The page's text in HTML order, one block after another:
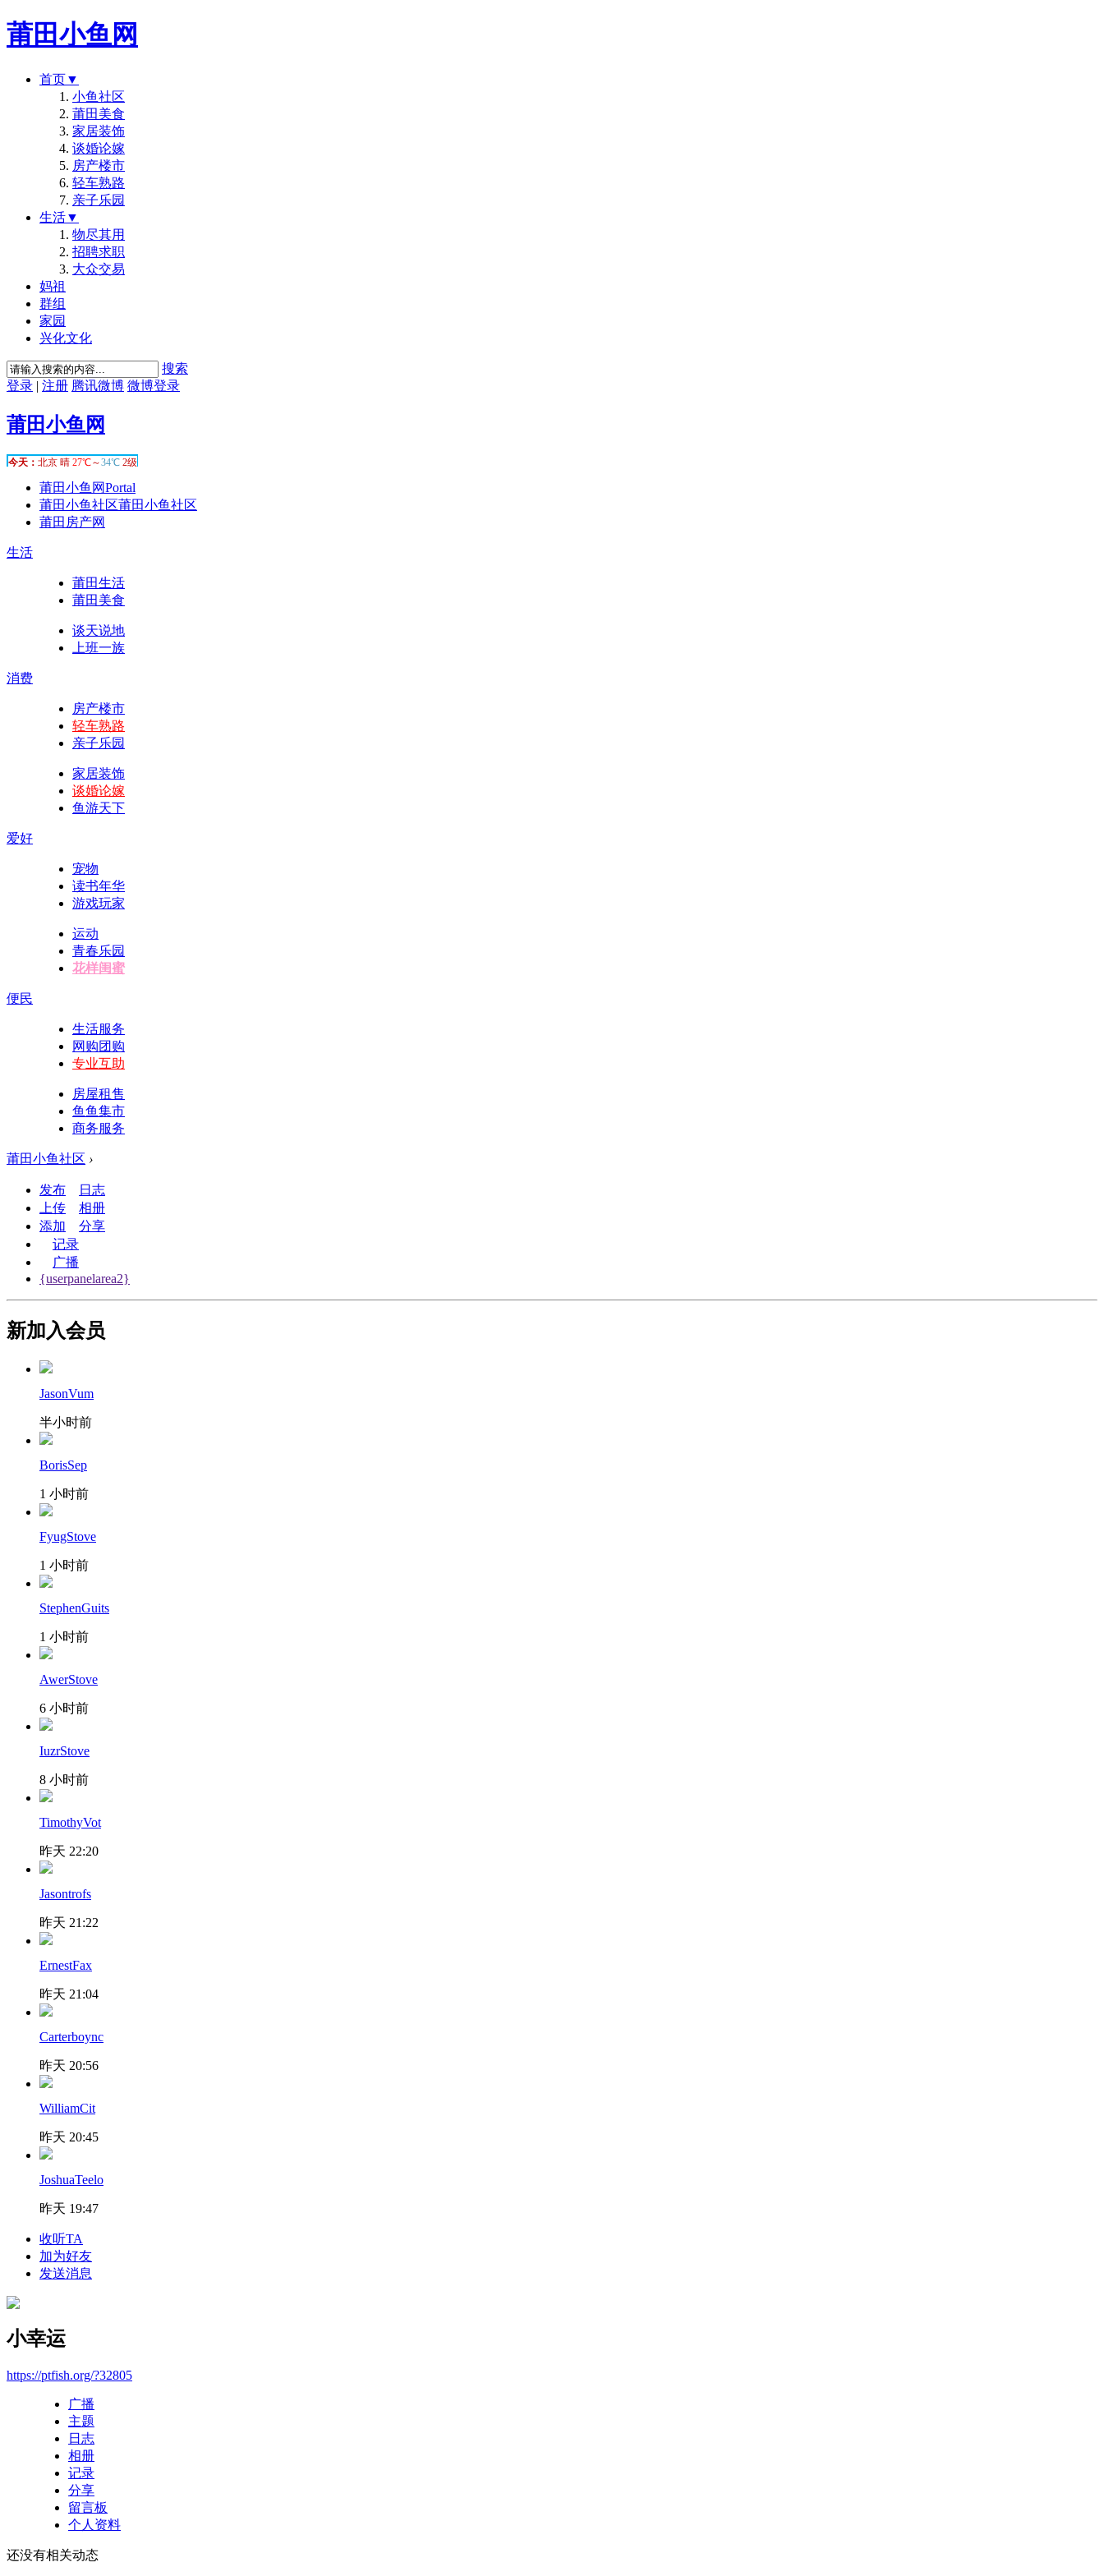
莆田小鱼网
首页▼
小鱼社区
莆田美食
家居装饰
谈婚论嫁
房产楼市
轻车熟路
亲子乐园
生活▼
物尽其用
招聘求职
大众交易
妈祖
群组
家园
兴化文化
搜索
登录 | 注册 腾讯微博 微博登录
莆田小鱼网
莆田小鱼网Portal
莆田小鱼社区莆田小鱼社区
莆田房产网
生活
莆田生活
莆田美食
谈天说地
上班一族
消费
房产楼市
轻车熟路
亲子乐园
家居装饰
谈婚论嫁
鱼游天下
爱好
宠物
读书年华
游戏玩家
运动
青春乐园
花样闺蜜
便民
生活服务
网购团购
专业互助
房屋租售
鱼鱼集市
商务服务
莆田小鱼社区 ›
发布
日志
上传
相册
添加
分享
记录
广播
{userpanelarea2}
新加入会员
JasonVum
半小时前
BorisSep
1 小时前
FyugStove
1 小时前
StephenGuits
1 小时前
AwerStove
6 小时前
IuzrStove
8 小时前
TimothyVot
昨天 22:20
Jasontrofs
昨天 21:22
ErnestFax
昨天 21:04
Carterboync
昨天 20:56
WilliamCit
昨天 20:45
JoshuaTeelo
昨天 19:47
收听TA
加为好友
发送消息
小幸运
https://ptfish.org/?32805
广播
主题
日志
相册
记录
分享
留言板
个人资料
还没有相关动态